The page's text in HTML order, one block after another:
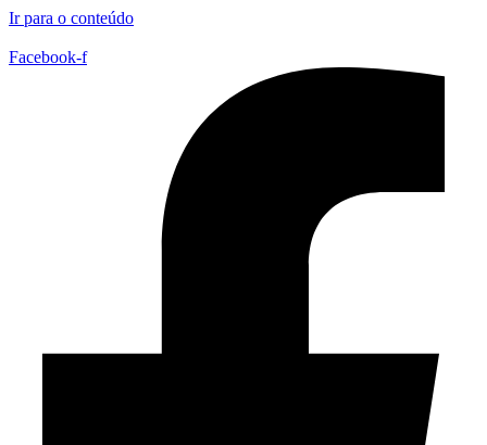
Ir para o conteúdo
Facebook-f